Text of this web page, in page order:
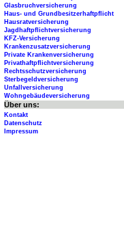
Glasbruchversicherung
Haus- und Grundbesitzerhaftpflicht
Hausratversicherung
Jagdhaftpflichtversicherung
KFZ-Versicherung
Krankenzusatzversicherung
Private Krankenversicherung
Privathaftpflichtversicherung
Rechtsschutzversicherung
Sterbegeldversicherung
Unfallversicherung
Wohngebäudeversicherung
Über uns:
Kontakt
Datenschutz
Impressum